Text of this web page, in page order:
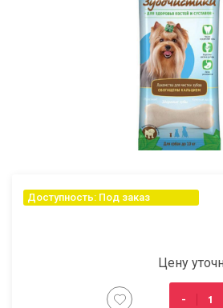
Доступность: Под заказ
Цену
-